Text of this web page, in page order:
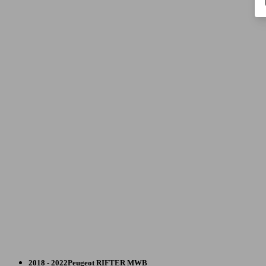
Monovolume
2018 - 2022Peugeot RIFTER MWB